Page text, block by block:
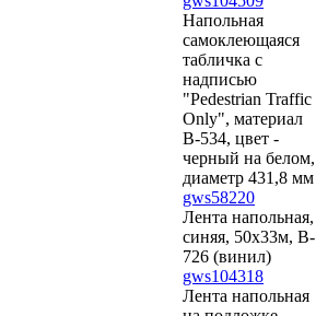
Напольная
самоклеющаяся
табличка с
надписью
"Pedestrian Traffic
Only", материал
В-534, цвет -
черный на белом,
диаметр 431,8 мм
gws58220
Лента напольная,
синяя, 50х33м, B-
726 (винил)
gws104318
Лента напольная